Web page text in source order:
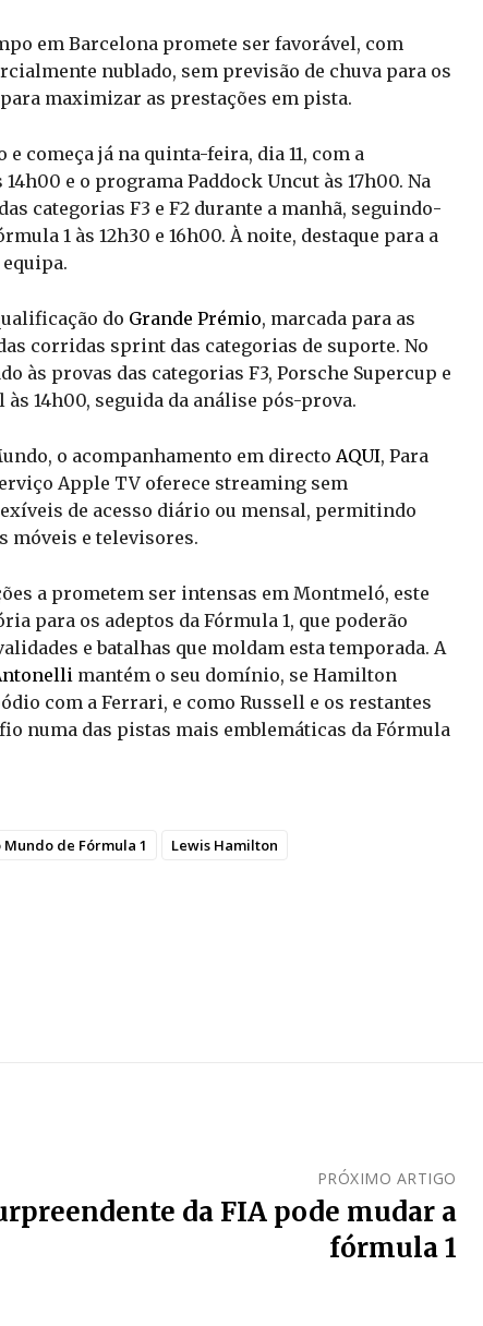
em Barcelona promete ser favorável, com
nublado, sem previsão de chuva para os
maximizar as prestações em pista.
e começa já na quinta-feira, dia 11, com a
e o programa Paddock Uncut às 17h00. Na
categorias F3 e F2 durante a manhã, seguindo-
1 às 12h30 e 16h00. À noite, destaque para a
do Grande Prémio, marcada para as
corridas sprint das categorias de suporte. No
às provas das categorias F3, Porsche Supercup e
14h00, seguida da análise pós-prova.
o acompanhamento em directo AQUI, Para
Apple TV oferece streaming sem
de acesso diário ou mensal, permitindo
móveis e televisores.
a prometem ser intensas em Montmeló, este
para os adeptos da Fórmula 1, que poderão
e batalhas que moldam esta temporada. A
mantém o seu domínio, se Hamilton
com a Ferrari, e como Russell e os restantes
numa das pistas mais emblemáticas da Fórmula
de Fórmula 1 Lewis Hamilton
PRÓXIMO ARTIGO
da FIA pode mudar a
fórmula 1